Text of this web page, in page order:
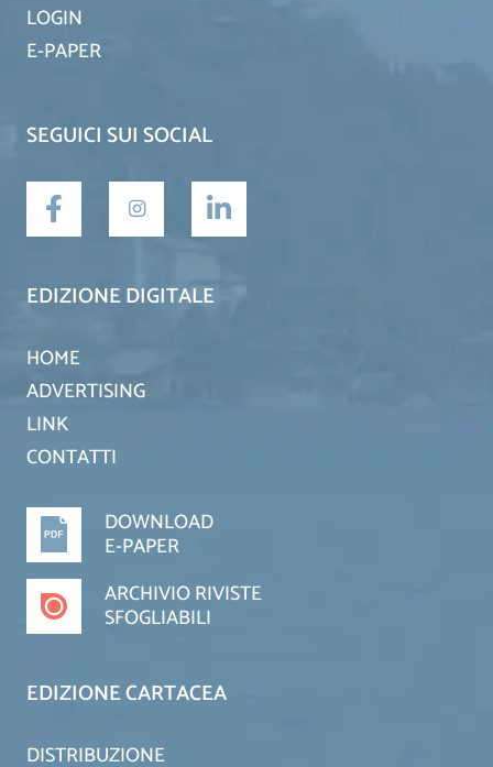
LOGIN
E-PAPER
SEGUICI SUI SOCIAL
EDIZIONE DIGITALE
HOME
ADVERTISING
LINK
CONTATTI
DOWNLOAD
E-PAPER
ARCHIVIO RIVISTE
SFOGLIABILI
EDIZIONE CARTACEA
DISTRIBUZIONE